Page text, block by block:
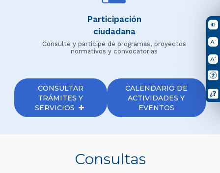
Participación
ciudadana
Consulte y participe de programas, proyectos
normativos y convocatorias
CONSULTAR
TRÁMITES Y
SERVICIOS
CALENDARIO DE
ACTIVIDADES Y
EVENTOS
Consultas